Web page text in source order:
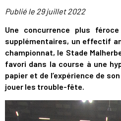
Publié le 29 juillet 2022
Une concurrence plus
supplémentaires, un effectif
championnat, le Stade
favori dans la course à une
papier et de l’expérience de
jouer les trouble-fête.